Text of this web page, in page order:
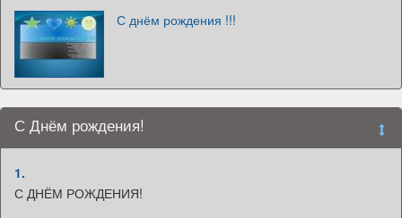
С днём рождения !!!
С Днём рождения!
1.
С ДНЁМ РОЖДЕНИЯ!